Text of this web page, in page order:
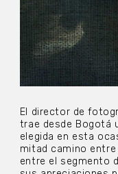
El director de
trae desde Bogotá
elegida en esta
mitad camino
entre el segmento